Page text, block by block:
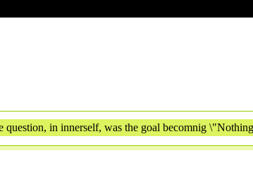
question, in innerself, was the goal becomnig